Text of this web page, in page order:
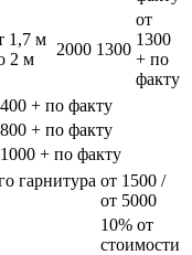
1,7 м
2 м
2000 1300
от
1300
+ по
факту
+ по факту
+ по факту
+ по факту
гарнитура от 1500 /
от 5000
10% от
стоимости